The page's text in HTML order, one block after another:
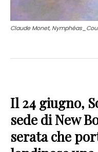
Claude Monet,
Il 24 giugno,
sede di New
serata che